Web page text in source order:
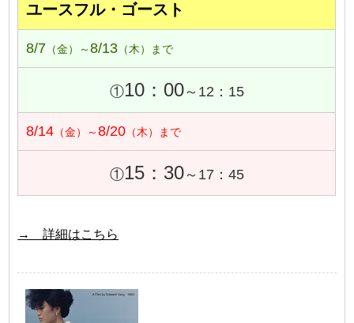
ユースフル・ゴースト
8/7 （金）～8/13 （木）まで
①10：00～12：15
8/14 （金）～8/20 （木）まで
①15：30～17：45
→ 詳細はこちら